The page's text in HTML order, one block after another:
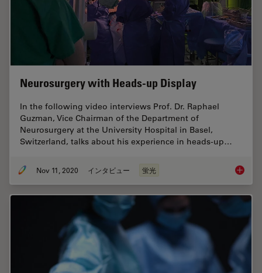
Neurosurgery with Heads-up Display
In the following video interviews Prof. Dr. Raphael
Guzman, Vice Chairman of the Department of
Neurosurgery at the University Hospital in Basel,
Switzerland, talks about his experience in heads-up…
Nov 11, 2020 インタビュー 蛍光